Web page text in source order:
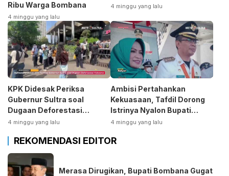
Ribu Warga Bombana
4 minggu yang lalu
4 minggu yang lalu
KPK Didesak Periksa
Gubernur Sultra soal
Dugaan Deforestasi
Kabaen
4 minggu yang lalu
Ambisi Pertahankan
Kekuasaan, Tafdil Dorong
Istrinya Nyalon Bupati
Bombana
4 minggu yang lalu
REKOMENDASI EDITOR
Merasa Dirugikan, Bupati Bombana Gugat